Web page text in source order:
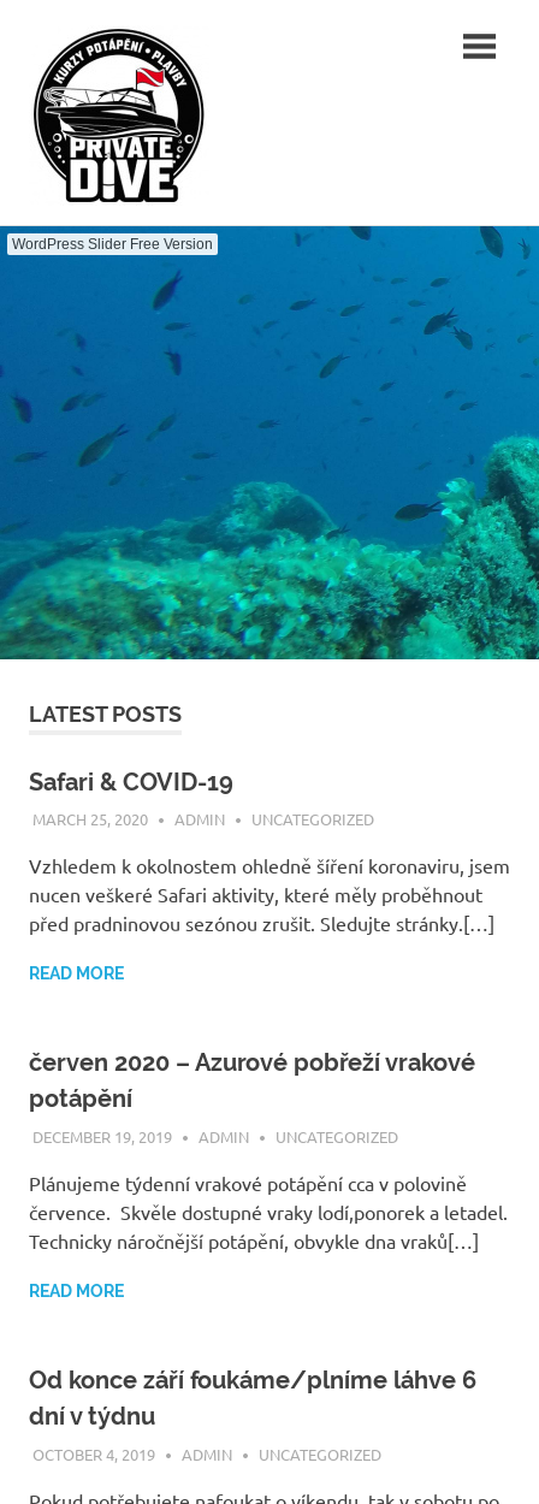
content
PRIVATEDIVE.CZ
for
WordPress Slider Free Version
LATEST POSTS
Safari & COVID-19
MARCH 25, 2020 ADMIN UNCATEGORIZED
Vzhledem k okolnostem ohledně šíření koronaviru, jsem
nucen veškeré Safari aktivity, které měly proběhnout
před pradninovou sezónou zrušit. Sledujte stránky.[…]
READ MORE
červen 2020 – Azurové pobřeží vrakové
potápění
DECEMBER 19, 2019 ADMIN UNCATEGORIZED
Plánujeme týdenní vrakové potápění cca v polovině
července. Skvěle dostupné vraky lodí,ponorek a letadel.
Technicky náročnější potápění, obvykle dna vraků[…]
READ MORE
Od konce září foukáme/plníme láhve 6
dní v týdnu
OCTOBER 4, 2019 ADMIN UNCATEGORIZED